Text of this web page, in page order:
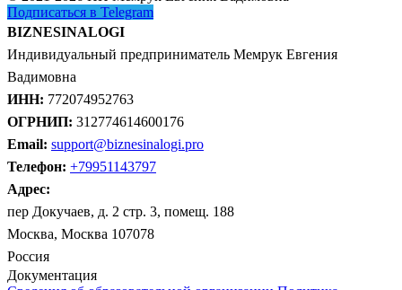
Подписаться в Telegram
BIZNESINALOGI
Индивидуальный предприниматель Мемрук Евгения
Вадимовна
ИНН: 772074952763
ОГРНИП: 312774614600176
Email: support@biznesinalogi.pro
Телефон: +79951143797
Адрес:
пер Докучаев, д. 2 стр. 3, помещ. 188
Москва, Москва 107078
Россия
Документация